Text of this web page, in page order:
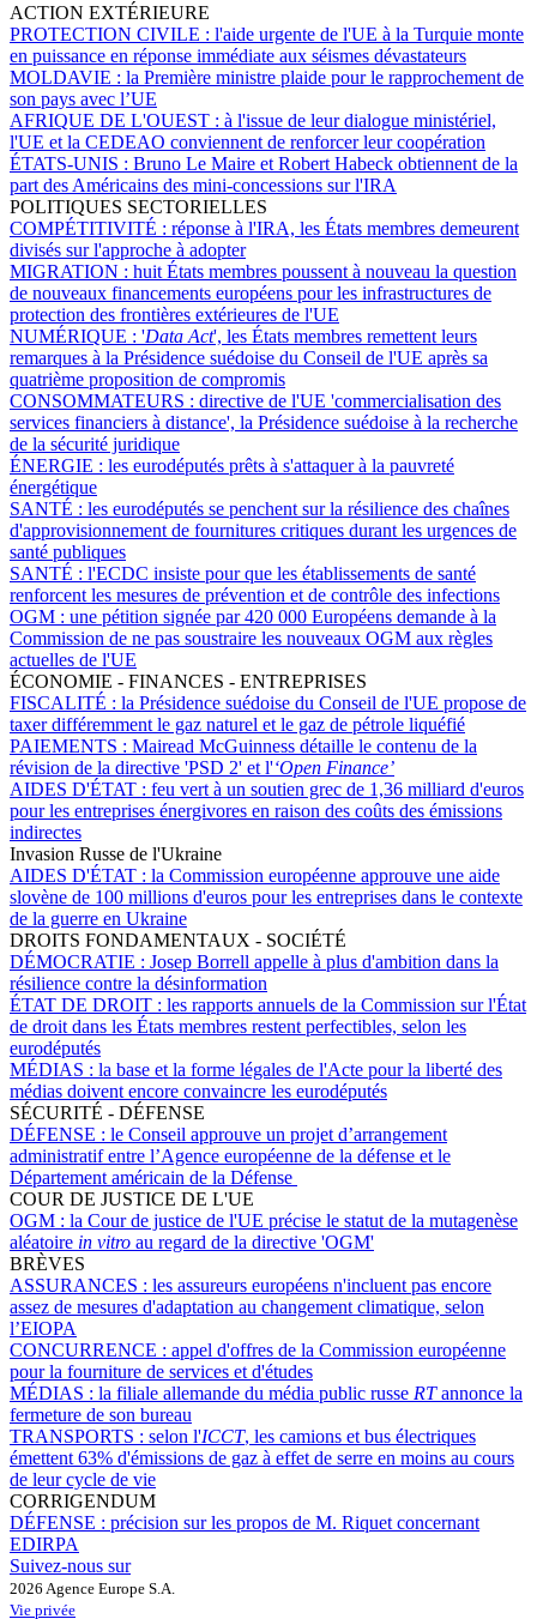
ACTION EXTÉRIEURE
PROTECTION CIVILE : l'aide urgente de l'UE à la Turquie monte
en puissance en réponse immédiate aux séismes dévastateurs
MOLDAVIE : la Première ministre plaide pour le rapprochement de
son pays avec l’UE
AFRIQUE DE L'OUEST : à l'issue de leur dialogue ministériel,
l'UE et la CEDEAO conviennent de renforcer leur coopération
ÉTATS-UNIS : Bruno Le Maire et Robert Habeck obtiennent de la
part des Américains des mini-concessions sur l'IRA
POLITIQUES SECTORIELLES
COMPÉTITIVITÉ : réponse à l'IRA, les États membres demeurent
divisés sur l'approche à adopter
MIGRATION : huit États membres poussent à nouveau la question
de nouveaux financements européens pour les infrastructures de
protection des frontières extérieures de l'UE
NUMÉRIQUE : 'Data Act', les États membres remettent leurs
remarques à la Présidence suédoise du Conseil de l'UE après sa
quatrième proposition de compromis
CONSOMMATEURS : directive de l'UE 'commercialisation des
services financiers à distance', la Présidence suédoise à la recherche
de la sécurité juridique
ÉNERGIE : les eurodéputés prêts à s'attaquer à la pauvreté
énergétique
SANTÉ : les eurodéputés se penchent sur la résilience des chaînes
d'approvisionnement de fournitures critiques durant les urgences de
santé publiques
SANTÉ : l'ECDC insiste pour que les établissements de santé
renforcent les mesures de prévention et de contrôle des infections
OGM : une pétition signée par 420 000 Européens demande à la
Commission de ne pas soustraire les nouveaux OGM aux règles
actuelles de l'UE
ÉCONOMIE - FINANCES - ENTREPRISES
FISCALITÉ : la Présidence suédoise du Conseil de l'UE propose de
taxer différemment le gaz naturel et le gaz de pétrole liquéfié
PAIEMENTS : Mairead McGuinness détaille le contenu de la
révision de la directive 'PSD 2' et l'‘Open Finance’
AIDES D'ÉTAT : feu vert à un soutien grec de 1,36 milliard d'euros
pour les entreprises énergivores en raison des coûts des émissions
indirectes
Invasion Russe de l'Ukraine
AIDES D'ÉTAT : la Commission européenne approuve une aide
slovène de 100 millions d'euros pour les entreprises dans le contexte
de la guerre en Ukraine
DROITS FONDAMENTAUX - SOCIÉTÉ
DÉMOCRATIE : Josep Borrell appelle à plus d'ambition dans la
résilience contre la désinformation
ÉTAT DE DROIT : les rapports annuels de la Commission sur l'État
de droit dans les États membres restent perfectibles, selon les
eurodéputés
MÉDIAS : la base et la forme légales de l'Acte pour la liberté des
médias doivent encore convaincre les eurodéputés
SÉCURITÉ - DÉFENSE
DÉFENSE : le Conseil approuve un projet d’arrangement
administratif entre l’Agence européenne de la défense et le
Département américain de la Défense
COUR DE JUSTICE DE L'UE
OGM : la Cour de justice de l'UE précise le statut de la mutagenèse
aléatoire in vitro au regard de la directive 'OGM'
BRÈVES
ASSURANCES : les assureurs européens n'incluent pas encore
assez de mesures d'adaptation au changement climatique, selon
l’EIOPA
CONCURRENCE : appel d'offres de la Commission européenne
pour la fourniture de services et d'études
MÉDIAS : la filiale allemande du média public russe RTannonce la
fermeture de son bureau
TRANSPORTS : selon l'ICCT, les camions et bus électriques
émettent 63% d'émissions de gaz à effet de serre en moins au cours
de leur cycle de vie
CORRIGENDUM
DÉFENSE : précision sur les propos de M. Riquet concernant
EDIRPA
Suivez-nous sur
2026 Agence Europe S.A.
Vie privée